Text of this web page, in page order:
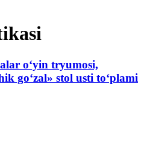
o‘yin tryumosi,
go‘zal» stol usti to‘plami